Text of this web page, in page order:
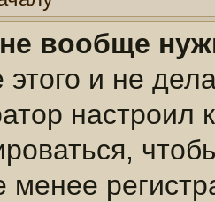
вообще
и не
менее